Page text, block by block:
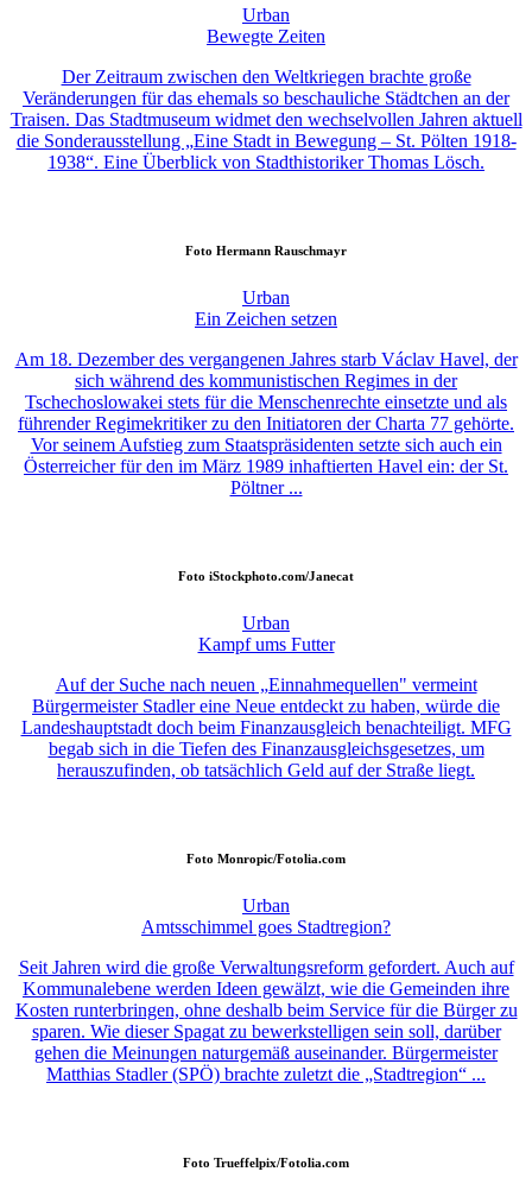
Urban
Bewegte Zeiten
Der Zeitraum zwischen den Weltkriegen brachte große
Veränderungen für das ehemals so beschauliche Städtchen an der
Traisen. Das Stadtmuseum widmet den wechselvollen Jahren aktuell
die Sonderausstellung „Eine Stadt in Bewegung – St. Pölten 1918-
1938“. Eine Überblick von Stadthistoriker Thomas Lösch.
Foto Hermann Rauschmayr
Urban
Ein Zeichen setzen
Am 18. Dezember des vergangenen Jahres starb Václav Havel, der
sich während des kommunistischen Regimes in der
Tschechoslowakei stets für die Menschenrechte einsetzte und als
führender Regimekritiker zu den Initiatoren der Charta 77 gehörte.
Vor seinem Aufstieg zum Staatspräsidenten setzte sich auch ein
Österreicher für den im März 1989 inhaftierten Havel ein: der St.
Pöltner ...
Foto iStockphoto.com/Janecat
Urban
Kampf ums Futter
Auf der Suche nach neuen „Einnahmequellen" vermeint
Bürgermeister Stadler eine Neue entdeckt zu haben, würde die
Landeshauptstadt doch beim Finanzausgleich benachteiligt. MFG
begab sich in die Tiefen des Finanzausgleichsgesetzes, um
herauszufinden, ob tatsächlich Geld auf der Straße liegt.
Foto Monropic/Fotolia.com
Urban
Amtsschimmel goes Stadtregion?
Seit Jahren wird die große Verwaltungsreform gefordert. Auch auf
Kommunalebene werden Ideen gewälzt, wie die Gemeinden ihre
Kosten runterbringen, ohne deshalb beim Service für die Bürger zu
sparen. Wie dieser Spagat zu bewerkstelligen sein soll, darüber
gehen die Meinungen naturgemäß auseinander. Bürgermeister
Matthias Stadler (SPÖ) brachte zuletzt die „Stadtregion“ ...
Foto Trueffelpix/Fotolia.com